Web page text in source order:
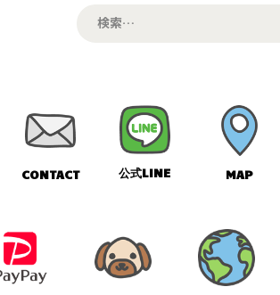
CONTACT 公式LINE MAP